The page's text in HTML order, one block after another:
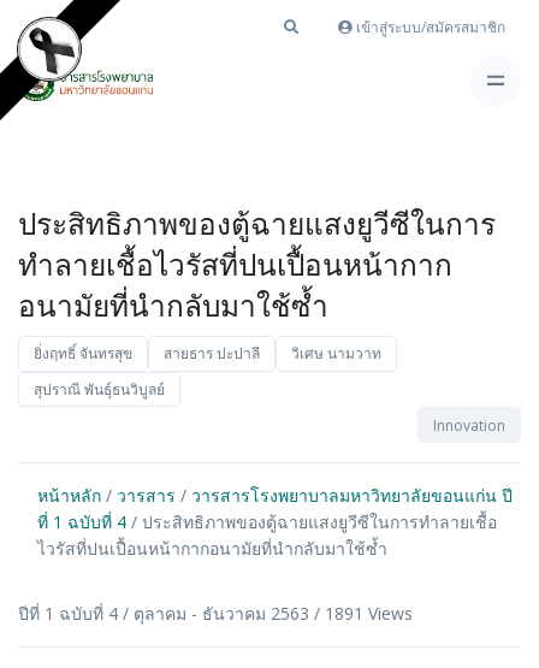
เข้าสู่ระบบ/สมัครสมาชิก
ประสิทธิภาพของตู้ฉายแสงยูวีซีในการ
ทำลายเชื้อไวรัสที่ปนเปื้อนหน้ากาก
อนามัยที่นำกลับมาใช้ซํ้า
ยิ่งฤทธิ์ จันทรสุข สายธาร ปะปาลี
วิเศษ นามวาท
สุปราณี พันธุ์ธนวิบูลย์
Innovation
หน้าหลัก / วารสาร / วารสารโรงพยาบาลมหาวิทยาลัยขอนแก่น ปี
ที่ 1 ฉบับที่ 4 / ประสิทธิภาพของตู้ฉายแสงยูวีซีในการทำลายเชื้อ
ไวรัสที่ปนเปื้อนหน้ากากอนามัยที่นำกลับมาใช้ซํ้า
ปีที่ 1 ฉบับที่ 4 / ตุลาคม - ธันวาคม 2563 / 1891 Views